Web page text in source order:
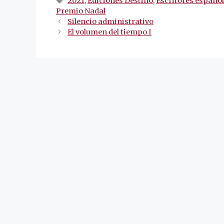
Premio Nadal
Navegación
de
Silencio administrativo
El volumen del tiempo I